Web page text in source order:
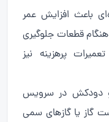
باعث افزایش عمر
قطعات جلوگیری
پرهزینه نیز
و دودکش در سرویس
گاز یا گازهای سمی